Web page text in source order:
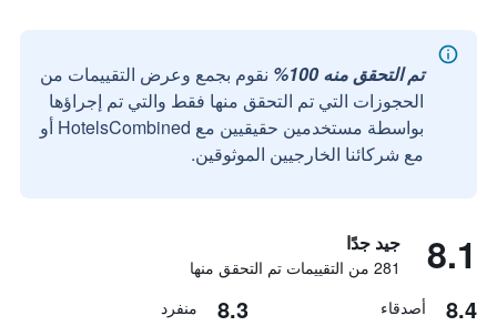
تم التحقق منه 100%
نقوم بجمع وعرض التقييمات من
الحجوزات التي تم التحقق منها فقط والتي تم إجراؤها
بواسطة مستخدمين حقيقيين مع HotelsCombined أو
مع شركائنا الخارجيين الموثوقين.
8.1 جيد جدًا
281 من التقييمات تم التحقق منها
8.4 أصدقاء 8.3 منفرد